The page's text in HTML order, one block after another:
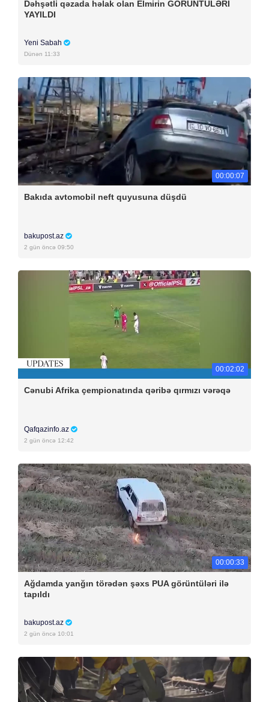
Dəhşətli qəzada həlak olan Elmirin GÖRÜNTÜLƏRİ
YAYILDI
Yeni Sabah
Dünən 11:33
00:00:07
Bakıda avtomobil neft quyusuna düşdü
bakupost.az
2 gün öncə 09:50
00:02:02
Cənubi Afrika çempionatında qəribə qırmızı vərəqə
Qafqazinfo.az
2 gün öncə 12:42
00:00:33
Ağdamda yanğın törədən şəxs PUA görüntüləri ilə
tapıldı
bakupost.az
2 gün öncə 10:01